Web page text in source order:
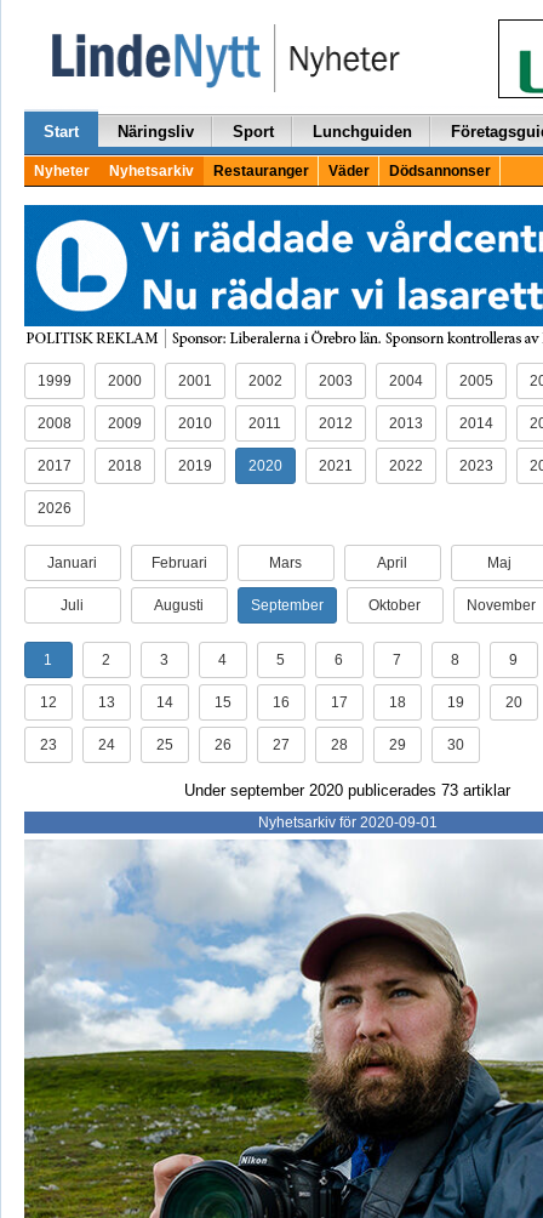
Start Näringsliv Sport Lunchguiden
Nyheter Nyhetsarkiv Restauranger Väder Dödsannonser
1999 2000 2001 2002 2003 2004 2005
2008 2009 2010 2011 2012 2013 2014
2017 2018 2019 2020 2021 2022 2023
2026
Januari Februari Mars April Maj
Juli Augusti September Oktober November
1 2 3 4 5 6 7 8 9
12 13 14 15 16 17 18 19 20
23 24 25 26 27 28 29 30
Under september 2020 publicerades 73 artiklar
Nyhetsarkiv för 2020-09-01